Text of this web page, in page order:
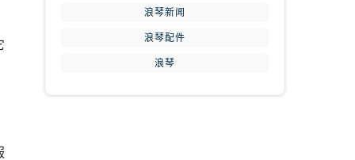
浪琴新闻
浪琴配件
浪琴